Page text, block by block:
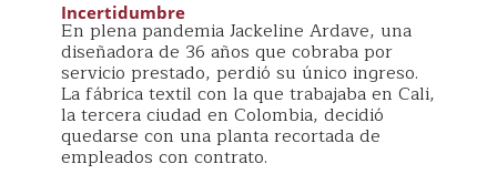
Incertidumbre
En plena pandemia Jackeline Ardave, una
diseñadora de 36 años que cobraba por
servicio prestado, perdió su único ingreso.
La fábrica textil con la que trabajaba en Cali,
la tercera ciudad en Colombia, decidió
quedarse con una planta recortada de
empleados con contrato.